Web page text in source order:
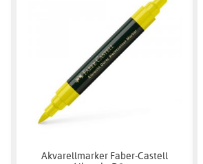
Akvarellmarker Faber-Castell